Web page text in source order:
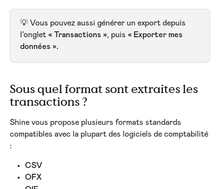
💡 Vous pouvez aussi générer un export depuis
l’onglet « Transactions », puis « Exporter mes
données ».
Sous quel format sont extraites les
transactions ?
Shine vous propose plusieurs formats standards
compatibles avec la plupart des logiciels de comptabilité
:
CSV
OFX